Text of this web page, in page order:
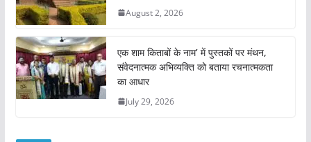
August 2, 2026
एक शाम किताबों के नाम’ में पुस्तकों पर मंथन,
संवेदनात्मक अभिव्यक्ति को बताया रचनात्मकता
का आधार
July 29, 2026